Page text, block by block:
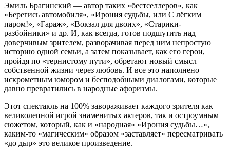
Эмиль Брагинский — автор таких «бестселлеров», как
«Берегись автомобиля», «Ирония судьбы, или С лёгким
паром!», «Гараж», «Вокзал для двоих», «Старики-
разбойники» и др. И, как всегда, готов подшутить над
доверчивым зрителем, разворачивая перед ним непростую
историю одной семьи, а затем показывает, как его герои,
пройдя по «тернистому пути», обретают новый смысл
собственной жизни через любовь. И все это наполнено
искрометным юмором и бесподобными диалогами, которые
давно превратились в народные афоризмы.
Этот спектакль на 100% завораживает каждого зрителя как
великолепной игрой знаменитых актеров, так и остроумным
сюжетом, который, как и «народная» «Ирония судьбы…»,
каким-то «магическим» образом «заставляет» пересматривать
«до дыр» это великое произведение.